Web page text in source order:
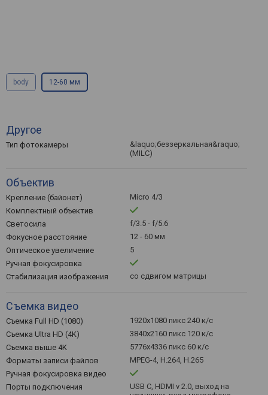
body 12-60 мм
Другое
Тип фотокамеры
&laquo;беззеркальная&raquo;
(MILC)
Объектив
Крепление (байонет)
Micro 4/3
Комплектный объектив
Светосила
f/3.5 - f/5.6
Фокусное расстояние
12 - 60 мм
Оптическое увеличение
5
Ручная фокусировка
Стабилизация изображения
со сдвигом матрицы
Съемка видео
Съемка Full HD (1080)
1920x1080 пикс 240 к/с
Съемка Ultra HD (4K)
3840x2160 пикс 120 к/с
Съемка выше 4K
5776x4336 пикс 60 к/с
Форматы записи файлов
MPEG-4, H.264, H.265
Ручная фокусировка видео
Порты подключения
USB C, HDMI v 2.0, выход на